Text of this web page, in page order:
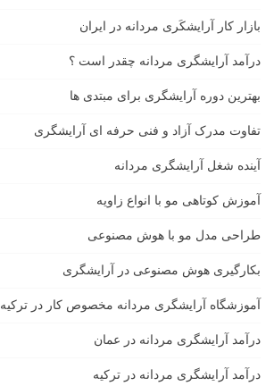
بازار كار آرايشكَرى مردانه در ايران
درآمد آرایشگری مردانه چقدر است ؟
بهترین دوره آرایشگری برای مبتدی ها
تفاوت مدرک آزاد و فنی حرفه ای آرایشگری
آینده شغل آرایشگری مردانه
آموزش کوتاهی مو با انواع زاویه
طراحی مدل مو با هوش مصنوعی
بکارگیری هوش مصنوعی در آرایشگری
آموزشگاه آرایشگری مردانه مخصوص کار در ترکیه
درآمد آرایشگری مردانه در عمان
درآمد آرایشگری مردانه در ترکیه